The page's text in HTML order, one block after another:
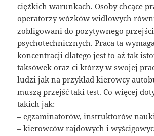
ciężkich warunkach. Osoby chcące
operatorzy wózków widłowych
zobligowani do pozytywnego
psychotechnicznych. Praca ta
koncentracji dlatego jest to aż tak
taksówek oraz ci którzy w swojej
ludzi jak na przykład kierowcy
muszą przejść taki test. Co więcej
takich jak:
– egzaminatorów, instruktorów
– kierowców rajdowych i